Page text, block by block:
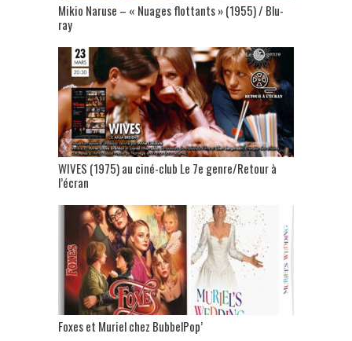
Mikio Naruse – « Nuages flottants » (1955) / Blu-
ray
WIVES (1975) au ciné-club Le 7e genre/Retour à
l’écran
Foxes et Muriel chez BubbelPop’